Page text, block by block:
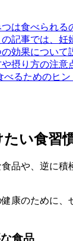
は食べられる
記事では、妊
効果について
摂り方の注意
べるためのヒ
い食習
品や、逆に積
康のために、
食品